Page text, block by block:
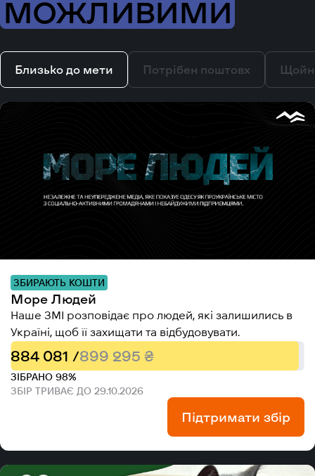
МОЖЛИВИМИ
Близько до мети Потрібен поштовх
ЗБИРАЮТЬ КОШТИ
Море Людей
Наше ЗМІ розповідає про людей, які залишились в
Україні, щоб її захищати та відбудовувати.
884 081 /899 295 ₴
ЗІБРАНО 98%
ЗБІР ТРИВАЄ ДО 29.10.2026
Підтримати збір